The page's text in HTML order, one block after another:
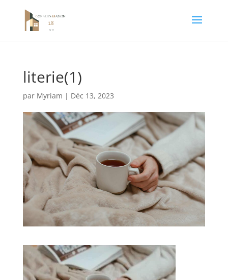
literie(1)
par Myriam | Déc 13, 2023